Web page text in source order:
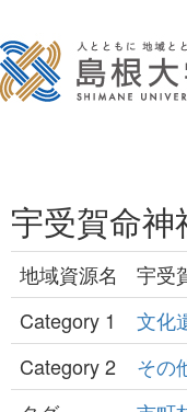
宇受賀命
地域資源名
宇受
Category 1
文化
Category 2
その